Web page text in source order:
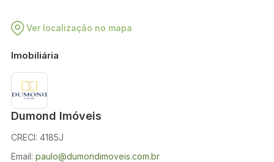
Ver localização no mapa
Imobiliária
Dumond Imóveis
CRECI: 4185J
Email: paulo@dumondimoveis.com.br